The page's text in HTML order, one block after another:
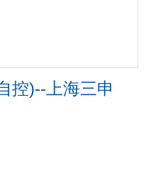
控)--上海三申